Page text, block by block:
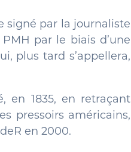
signé par la journaliste
par le biais d’une
plus tard s’appellera,
en 1835, en retraçant
pressoirs américains,
en 2000.